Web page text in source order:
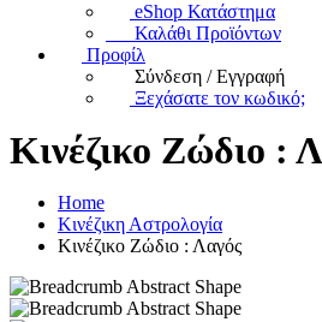
eShop Κατάστημα
Καλάθι Προϊόντων
Προφίλ
Σύνδεση / Εγγραφή
Ξεχάσατε τον κωδικό;
Κινέζικο Ζώδιο :
Home
Κινέζικη Αστρολογία
Κινέζικο Ζώδιο : Λαγός